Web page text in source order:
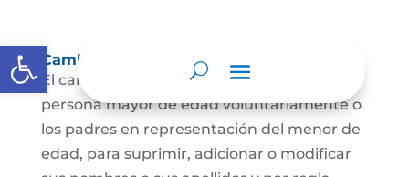
Abrir barra de herramientas
Cambio Nombre
El cambio de nombre lo podrá hacer la
persona mayor de edad voluntariamente o
los padres en representación del menor de
edad, para suprimir, adicionar o modificar